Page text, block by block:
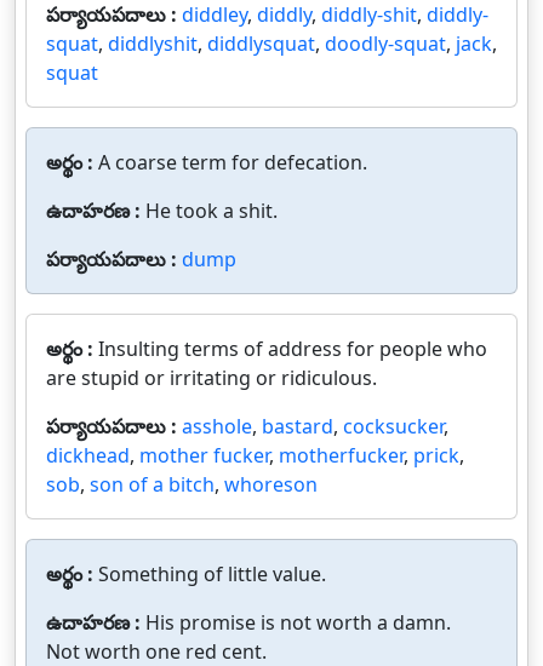
పర్యాయపదాలు : diddley, diddly, diddly-shit, diddly-
squat, diddlyshit, diddlysquat, doodly-squat, jack,
squat
అర్థం : A coarse term for defecation.
ఉదాహరణ : He took a shit.
పర్యాయపదాలు : dump
అర్థం : Insulting terms of address for people who
are stupid or irritating or ridiculous.
పర్యాయపదాలు : asshole, bastard, cocksucker,
dickhead, mother fucker, motherfucker, prick,
sob, son of a bitch, whoreson
అర్థం : Something of little value.
ఉదాహరణ : His promise is not worth a damn.
Not worth one red cent.